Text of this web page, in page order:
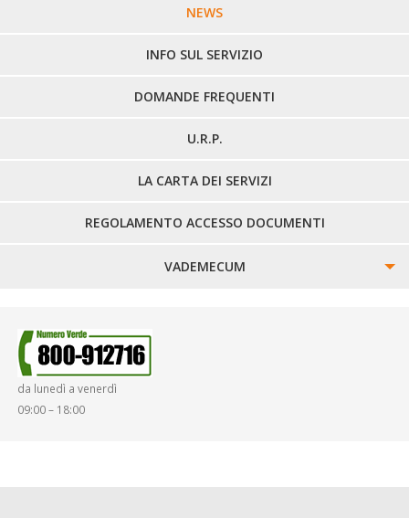
LINEE URBANE VERCELLI
LINEE EXTRAURBANE
NEWS
INFO SUL SERVIZIO
DOMANDE FREQUENTI
U.R.P.
LA CARTA DEI SERVIZI
REGOLAMENTO ACCESSO DOCUMENTI
VADEMECUM
SMARRIMENTO OGGETTI
da lunedì a venerdì
09:00 – 18:00